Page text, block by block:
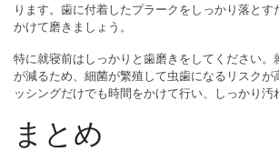
ります。歯に付着したプラークをしっかり落とす
かけて磨きましょう。
特に就寝前はしっかりと歯磨きをしてください。
が減るため、細菌が繁殖して虫歯になるリスクが
ッシングだけでも時間をかけて行い、しっかり汚
まとめ